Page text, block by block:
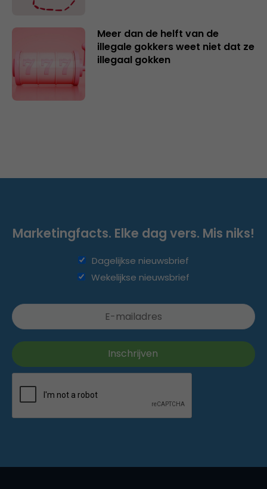
Meer dan de helft van de
illegale gokkers weet niet dat ze
illegaal gokken
Marketingfacts. Elke dag vers. Mis niks!
Dagelijkse nieuwsbrief
Wekelijkse nieuwsbrief